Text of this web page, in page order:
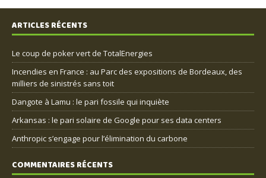
ARTICLES RÉCENTS
Le coup de poker vert de TotalEnergies
Incendies en France : au Parc des expositions de Bordeaux, des
milliers de sinistrés sans toit
Dangote à Lamu : le pari fossile qui inquiète
Arkansas : le pari solaire de Google pour ses data centers
Anthropic s’engage pour l’élimination du carbone
COMMENTAIRES RÉCENTS